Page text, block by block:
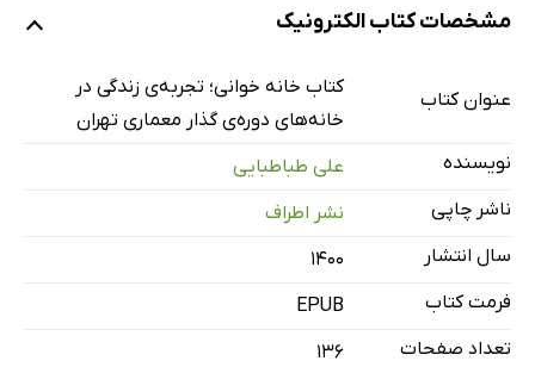
صفر خانه‌هایی که از آن آمدیم
2: جای بالاتر
5: خیال و بهار خواب
6: ایوان تماشا
7: گریز به مرکز
مشخصات کتاب الکترونیک
عنوان کتاب
کتاب خانه خوانی؛ تجربه‌ی زندگی در
خانه‌های دوره‌ی گذار معماری تهران
نویسنده
علی طباطبایی
ناشر چاپی
نشر اطراف
سال انتشار
۱۴۰۰
فرمت کتاب
EPUB
تعداد صفحات
136